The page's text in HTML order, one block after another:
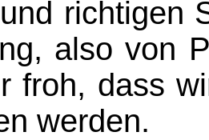
richtigen
also von
froh, dass
werden.